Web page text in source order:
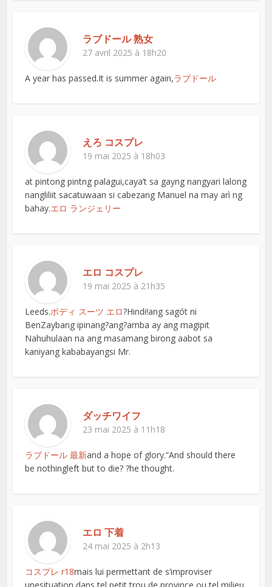
ラブドール 熟女
27 avril 2025 à 18h20
A year has passed.It is summer again,ラブドール
えろ コスプレ
19 mai 2025 à 18h03
at pintong pintng palagui,caya’t sa gayng nangyari lalong
nangliliit sacatuwaan si cabezang Manuel na may arì ng
bahay.エロ ランジェリー
エロ コスプレ
19 mai 2025 à 21h35
Leeds.ボディ スーツ エロ?Hindi!ang sagót ni
BenZaybang ipinang?ang?amba ay ang magipit
Nahuhulaan na ang masamang birong aabot sa
kaniyang kababayangsi Mr.
ダッチワイフ
23 mai 2025 à 11h18
ラブドール 最新and a hope of glory.“And should there
be nothingleft but to die? ?he thought.
エロ 下着
24 mai 2025 à 2h13
コスプレ r18mais lui permettant de s’improviser